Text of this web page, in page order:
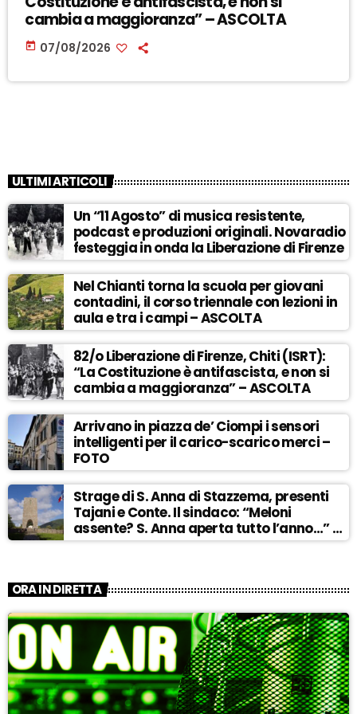
cambia a maggioranza” – ASCOLTA
today 07/08/2026
ULTIMI ARTICOLI
Un “11 Agosto” di musica resistente,
podcast e produzioni originali. Novaradio
festeggia in onda la Liberazione di Firenze
Nel Chianti torna la scuola per giovani
contadini, il corso triennale con lezioni in
aula e tra i campi – ASCOLTA
82/o Liberazione di Firenze, Chiti (ISRT):
“La Costituzione è antifascista, e non si
cambia a maggioranza” – ASCOLTA
Arrivano in piazza de’ Ciompi i sensori
intelligenti per il carico-scarico merci –
FOTO
Strage di S. Anna di Stazzema, presenti
Tajani e Conte. Il sindaco: “Meloni
assente? S. Anna aperta tutto l’anno…” –
ASCOLTA
ORA IN DIRETTA